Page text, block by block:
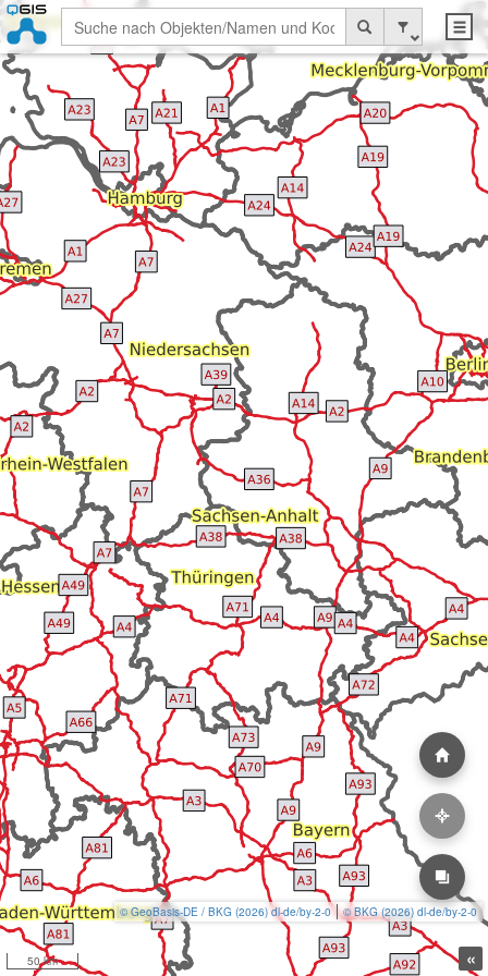
«
50 km
© GeoBasis-DE / BKG (2026) dl-de/by-2-0 © BKG (2026) dl-de/by-2-0